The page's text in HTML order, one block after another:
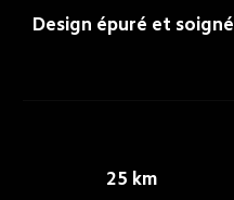
Design épuré et soigné
25 km